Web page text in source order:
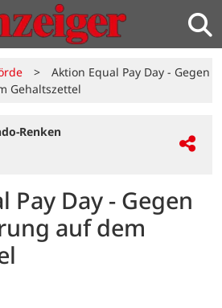
>
Aktion Equal Pay Day - Gegen
Gehaltszettel
Renken
Pay Day - Gegen
auf dem